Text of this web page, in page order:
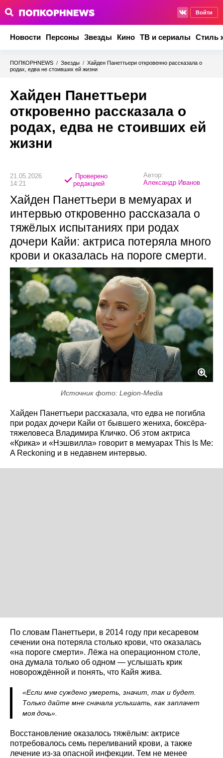
Войти
Новости Персоны Звезды Кино ТВ и сериалы Стиль
ПОПКОРНNEWS / Звезды / Хайден Панеттьери откровенно рассказала о
родах, едва не стоивших ей жизни
Хайден Панеттьери
откровенно рассказала о
родах, едва не стоивших ей
жизни
21.05.2026
14:21
Проверено
редакцией
Автор:
Александр Иванов
Хайден Панеттьери в мемуарах и
интервью откровенно рассказала о
тяжёлых испытаниях при родах
дочери Кайи: актриса потеряла много
крови и оказалась на пороге смерти.
Источник фото: Legion-Media
Хайден Панеттьери рассказала, что едва не погибла
при родах дочери Кайи от бывшего жениха, боксёра-
тяжеловеса Владимира Кличко. Об этом актриса
«Крика» и «Нэшвилла» говорит в мемуарах This Is Me:
A Reckoning и в недавнем интервью.
По словам Панеттьери, в 2014 году при кесаревом
сечении она потеряла столько крови, что оказалась
«на пороге смерти». Лёжа на операционном столе,
она думала только об одном — услышать крик
новорождённой и понять, что Кайя жива.
«Если мне суждено умереть, значит, так и будет.
Только дайте мне сначала услышать, как заплачет
моя дочь».
Восстановление оказалось тяжёлым: актрисе
потребовалось семь переливаний крови, а также
лечение из‑за опасной инфекции. Тем не менее